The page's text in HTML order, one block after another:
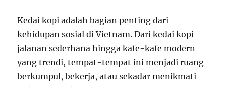
Kedai kopi adalah bagian penting dari
kehidupan sosial di Vietnam. Dari kedai kopi
jalanan sederhana hingga kafe-kafe modern
yang trendi, tempat-tempat ini menjadi ruang
berkumpul, bekerja, atau sekadar menikmati